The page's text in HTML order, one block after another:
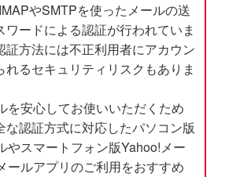
やSMTPを使ったメールの送
ワードによる認証が行われていま
証方法には不正利用者にアカウン
れるセキュリティリスクもありま
を安心してお使いいただくため
な認証方式に対応したパソコン版
やスマートフォン版Yahoo!メー
ールアプリのご利用をおすすめ